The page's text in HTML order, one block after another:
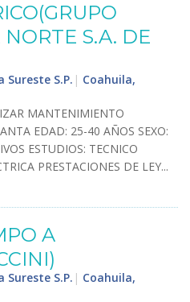
(GRUPO
NORTE S.A. DE
S.P. | Coahuila,
MANTENIMIENTO
EDAD: 25-40 AÑOS SEXO:
ESTUDIOS: TECNICO
PRESTACIONES DE LEY...
A
)
S.P. | Coahuila,